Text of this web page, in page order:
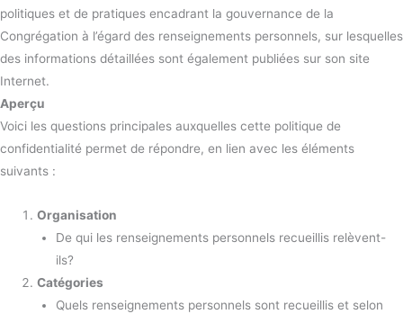
politiques et de pratiques encadrant la gouvernance de la
Congrégation à l’égard des renseignements personnels, sur lesquelles
des informations détaillées sont également publiées sur son site
Internet.
Aperçu
Voici les questions principales auxquelles cette politique de
confidentialité permet de répondre, en lien avec les éléments
suivants :
Organisation
De qui les renseignements personnels recueillis relèvent-
ils?
Catégories
Quels renseignements personnels sont recueillis et selon